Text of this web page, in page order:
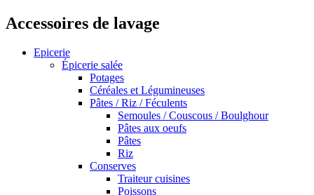
Accessoires de lavage
Epicerie
Épicerie salée
Potages
Céréales et Légumineuses
Pâtes / Riz / Féculents
Semoules / Couscous / Boulghour
Pâtes aux oeufs
Pâtes
Riz
Conserves
Traiteur cuisines
Poissons